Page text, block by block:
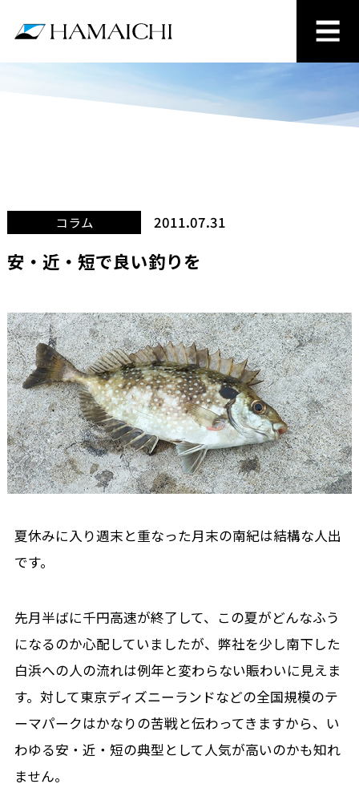
コラム 2011.07.31
安・近・短で良い釣りを
夏休みに入り週末と重なった月末の南紀は結構な人出
です。
先月半ばに千円高速が終了して、この夏がどんなふう
になるのか心配していましたが、弊社を少し南下した
白浜への人の流れは例年と変わらない賑わいに見えま
す。対して東京ディズニーランドなどの全国規模のテ
ーマパークはかなりの苦戦と伝わってきますから、い
わゆる安・近・短の典型として人気が高いのかも知れ
ません。